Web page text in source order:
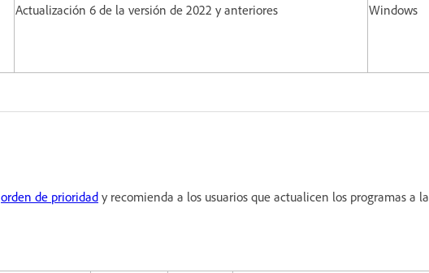
Actualización 6 de la versión de 2022 y anteriores Windows
orden de prioridad y recomienda a los usuarios que actualicen los programas a la